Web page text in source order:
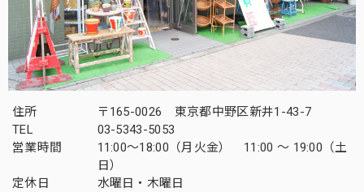
住所
〒165-0026 東京都中野区新井1-43-7
TEL
03-5343-5053
営業時間
11:00～18:00（月火金） 11:00 ～ 19:00（土
日）
定休日
水曜日・木曜日